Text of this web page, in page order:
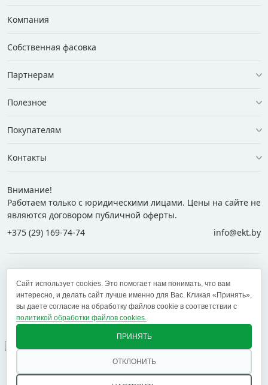
Компания
Собственная фасовка
Партнерам
Полезное
Покупателям
Контакты
Внимание!
Работаем только с юридическими лицами. Цены на сайте не
являются договором публичной оферты.
+375 (29) 169-74-74
info@ekt.by
+375 (17) 269-74-74
zakaz@ekt.by
Оставить отзыв
Брест, Витебск, Гомель, Гродно, Могилев и другие
Сайт использует cookies. Это помогает нам понимать, что вам
интересно, и делать сайт лучше именно для Вас. Кликая «Принять»,
вы даете согласие на обработку файлов cookie в соответствии с
политикой обработки файлов cookies.
ОТКЛОНИТЬ
ПРИНЯТЬ